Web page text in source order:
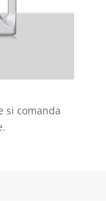
si comanda